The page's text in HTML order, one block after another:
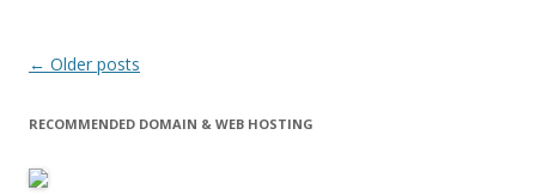
Post
← Older posts
RECOMMENDED DOMAIN & WEB HOSTING